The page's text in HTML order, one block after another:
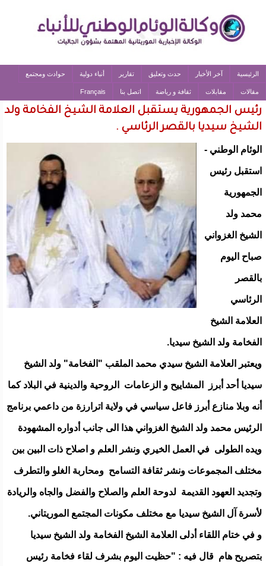
الرئيسية آخر الأخبار حدث وتعليق تقارير أنباء دولية حوادث ومجتمع
مقالات مقابلات ثقافة و رياضة اتصل بنا Français
رئيس الجمهورية يستقبل العلامة الشيخ الفخامة ولد
الشيخ سيديا بالقصر الرئاسي .
الوئام الوطني -
استقبل رئيس
الجمهورية
محمد ولد
الشيخ الغزواني
صباح اليوم
بالقصر
الرئاسي
العلامة الشيخ
الفخامة ولد الشيخ سيديا.
ويعتبر العلامة الشيخ سيدي محمد الملقب "الفخامة" ولد الشيخ
سيديا أحد أبرز المشاييح و الزعامات الروحية والدينية في البلاد كما
أنه وبلا منازع أبرز فاعل سياسي في ولاية اترارزة من داعمي برنامج
الرئيس محمد ولد الشيخ الغزواني هذا الى جانب أدواره المشهودة
ويده الطولى في العمل الخيري ونشر العلم و اصلاح ذات البين بين
مختلف المجموعات ونشر ثقافة التسامح ومحاربة الغلو والتطرف
وتجديد العهود القديمة لدوحة العلم والصلاح والفضل والجاه والريادة
لأسرة آل الشيخ سيديا مع مختلف مكونات المجتمع الموريتاني.
و في ختام اللقاء أدلى العلامة الشيخ الفخامة ولد الشيخ سيديا
بتصريح هام قال فيه : "حظيت اليوم بشرف لقاء فخامة رئيس